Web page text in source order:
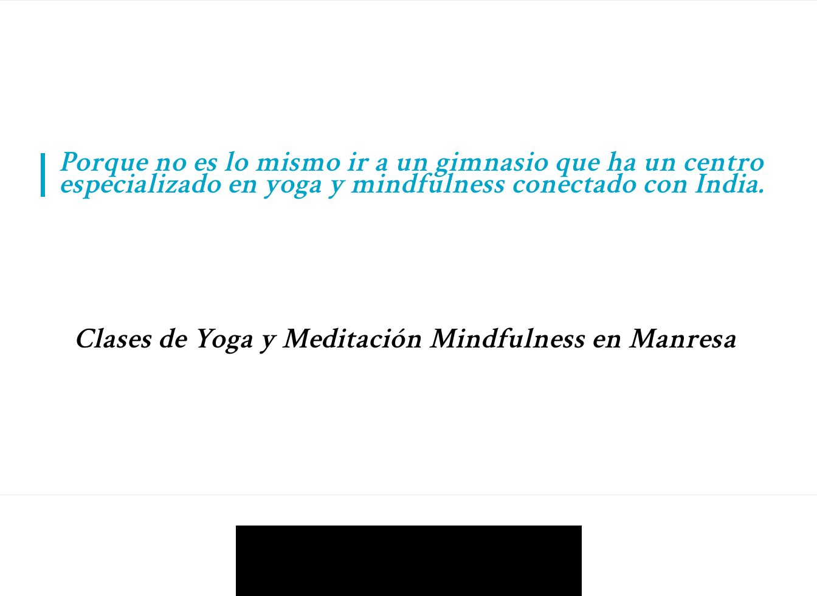
Kundalini
Yoga
Porque no es lo mismo ir a un gimnasio que ha un centro
especializado en yoga y mindfulness conectado con India.
Clases de Yoga y Meditación Mindfulness en Manresa